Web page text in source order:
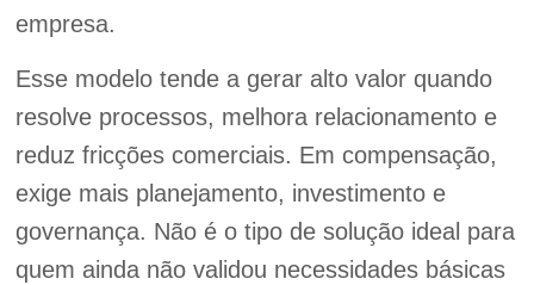
empresa.
Esse modelo tende a gerar alto valor quando
resolve processos, melhora relacionamento e
reduz fricções comerciais. Em compensação,
exige mais planejamento, investimento e
governança. Não é o tipo de solução ideal para
quem ainda não validou necessidades básicas